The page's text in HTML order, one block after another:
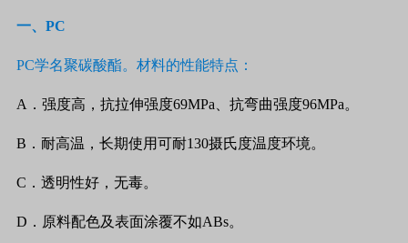
一、 PC
PC学名聚碳酸酯。材料的性能特点：
A ．强度高，抗拉伸强度69MPa 、抗弯曲强度96MPa。
B ．耐高温，长期使用可耐130摄氏度温度环境。
C ．透明性好，无毒。
D ．原料配色及表面涂覆不如ABs。